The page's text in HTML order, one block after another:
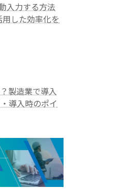
入力する方法
用した効率化を
製造業で導入
導入時のポイ